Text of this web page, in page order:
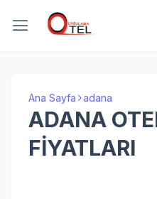
Ana Sayfa adana
ADANA
FİYATLARI